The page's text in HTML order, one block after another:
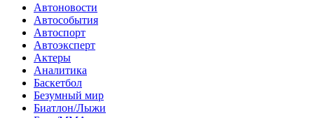
Автоновости
Автособытия
Автоспорт
Автоэксперт
Актеры
Аналитика
Баскетбол
Безумный мир
Биатлон/Лыжи